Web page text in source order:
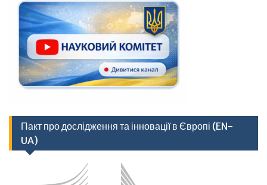
Пакт про дослідження та інновації в Європі (EN-
UA)